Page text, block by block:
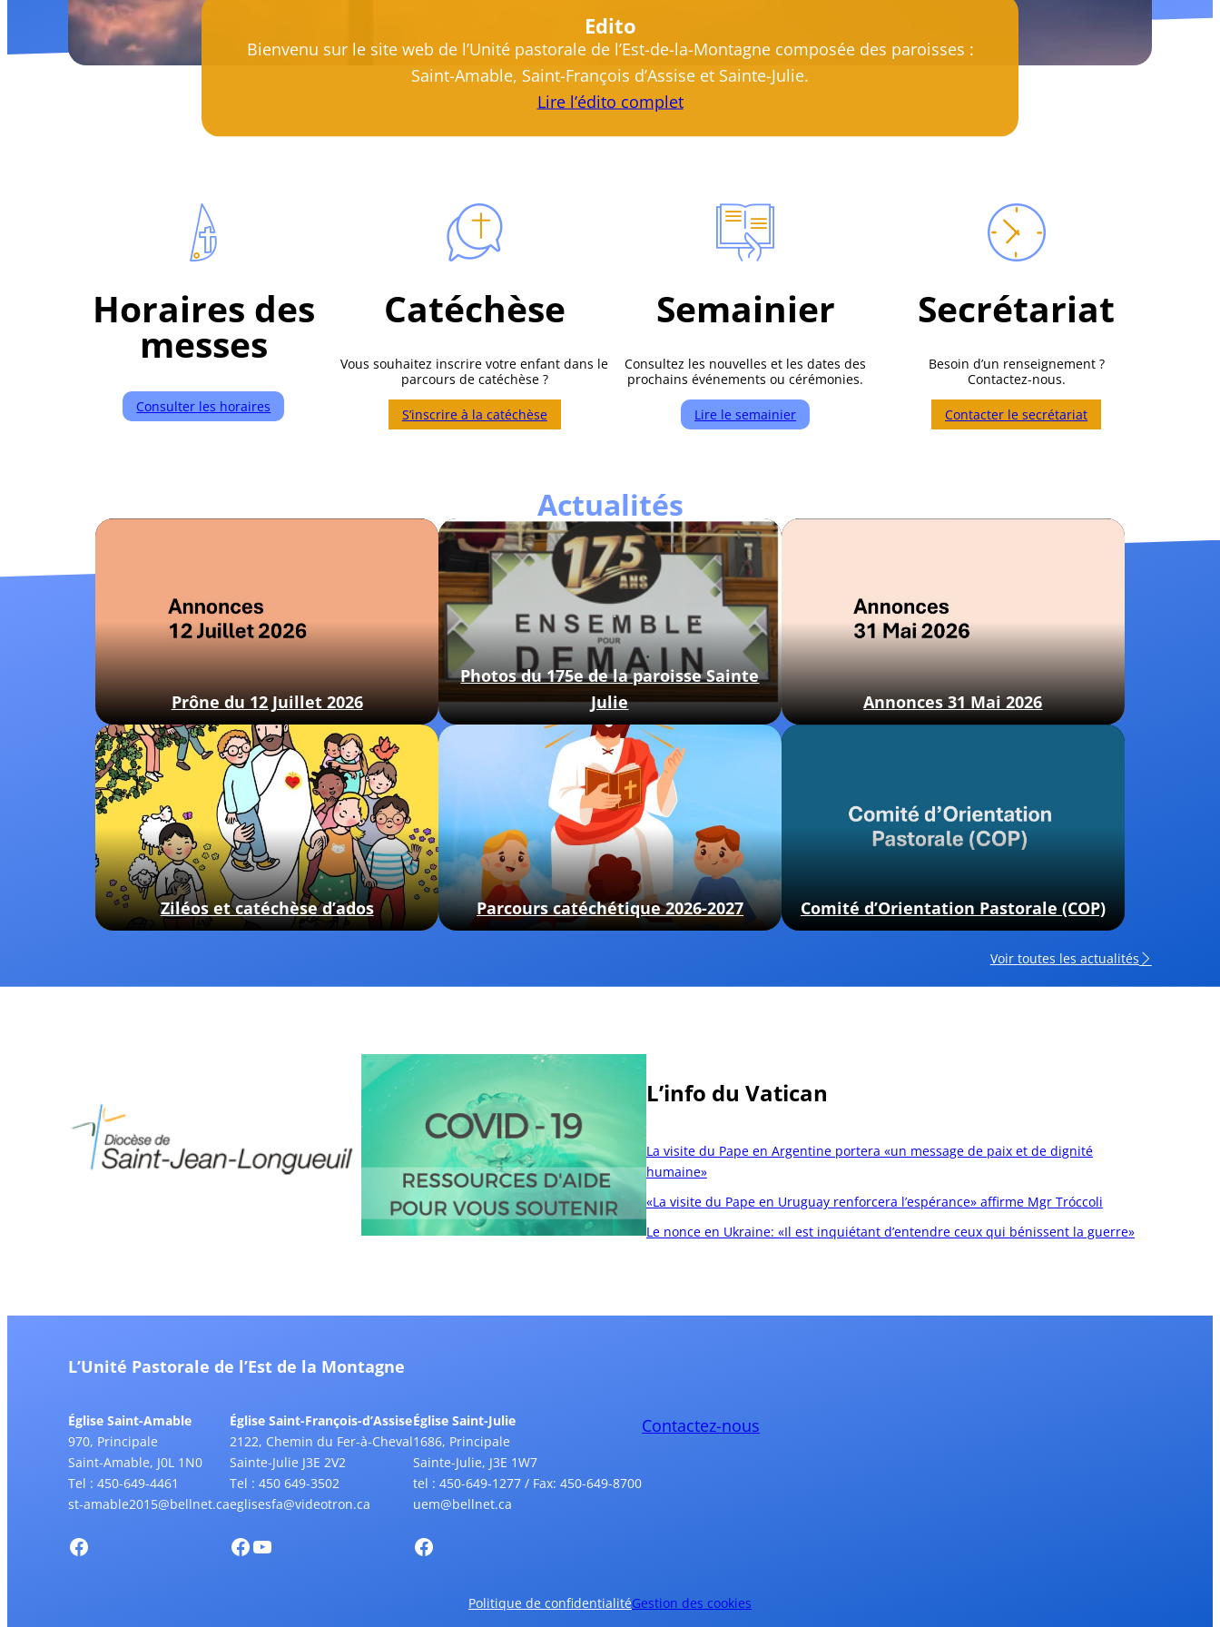
Edito
Bienvenu sur le site web de l’Unité pastorale de l’Est-de-la-Montagne composée des paroisses :
Saint-Amable, Saint-François d’Assise et Sainte-Julie.
Lire l’édito complet
Horaires des
messes
Consulter les horaires
Catéchèse
Vous souhaitez inscrire votre enfant dans le
parcours de catéchèse ?
S’inscrire à la catéchèse
Semainier
Consultez les nouvelles et les dates des
prochains événements ou cérémonies.
Lire le semainier
Secrétariat
Besoin d’un renseignement ?
Contactez-nous.
Contacter le secrétariat
Actualités
Prône du 12 Juillet 2026
Photos du 175e de la paroisse Sainte
Julie
Annonces 31 Mai 2026
Ziléos et catéchèse d’ados Parcours catéchétique 2026-2027 Comité d’Orientation Pastorale (COP)
Voir toutes les actualités
L’info du Vatican
La visite du Pape en Argentine portera «un message de paix et de dignité
humaine»
«La visite du Pape en Uruguay renforcera l’espérance» affirme Mgr Tróccoli
Le nonce en Ukraine: «Il est inquiétant d’entendre ceux qui bénissent la guerre»
L’Unité Pastorale de l’Est de la Montagne
Église Saint-Amable
970, Principale
Saint-Amable, J0L 1N0
Tel : 450-649-4461
st-amable2015@bellnet.ca
Église Saint-François-d’Assise
2122, Chemin du Fer-à-Cheval
Sainte-Julie J3E 2V2
Tel : 450 649-3502
eglisesfa@videotron.ca
Église Saint-Julie
1686, Principale
Sainte-Julie, J3E 1W7
tel : 450-649-1277 / Fax: 450-649-8700
uem@bellnet.ca
Contactez-nous
Politique de confidentialitéGestion des cookies